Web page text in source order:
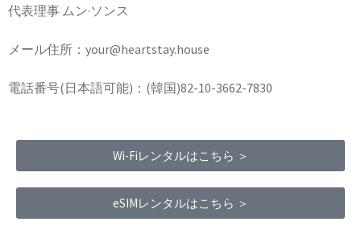
代表理事 ムン·ソンス
メール住所：your@heartstay.house
電話番号(日本語可能)：(韓国)82-10-3662-7830
Wi-Fiレンタルはこちら ＞
eSIMレンタルはこちら ＞